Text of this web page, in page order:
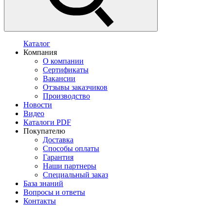
Каталог
Компания
О компании
Сертификаты
Вакансии
Отзывы заказчиков
Производство
Новости
Видео
Каталоги PDF
Покупателю
Доставка
Способы оплаты
Гарантия
Наши партнеры
Специальный заказ
База знаний
Вопросы и ответы
Контакты